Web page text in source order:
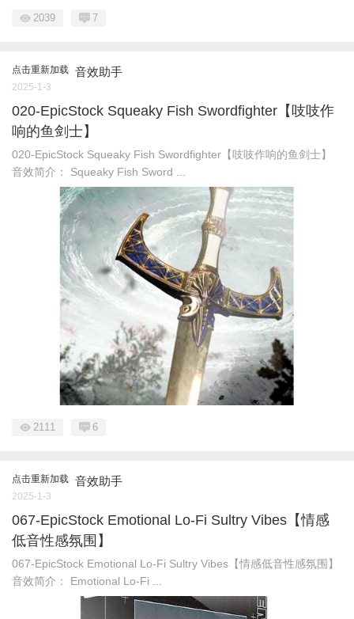
2039 7
点击重新加载 音效助手
2025-1-3
020-EpicStock Squeaky Fish Swordfighter【吱吱作
响的鱼剑士】
020-EpicStock Squeaky Fish Swordfighter【吱吱作响的鱼剑士】
音效简介： Squeaky Fish Sword ...
2111 6
点击重新加载 音效助手
2025-1-3
067-EpicStock Emotional Lo-Fi Sultry Vibes【情感
低音性感氛围】
067-EpicStock Emotional Lo-Fi Sultry Vibes【情感低音性感氛围】
音效简介： Emotional Lo-Fi ...